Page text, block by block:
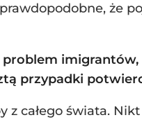
że
problem
przypadki
z całego świata.